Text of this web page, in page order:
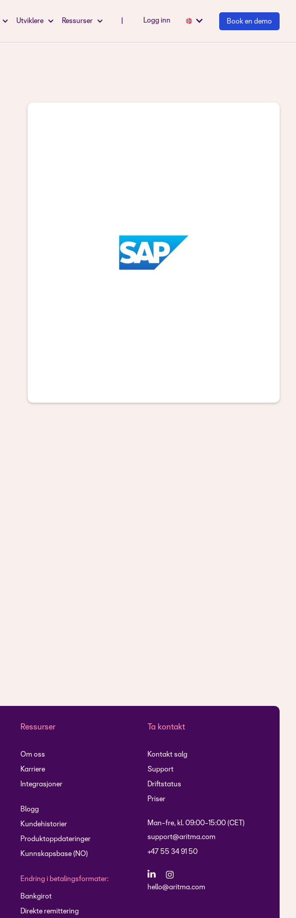
Utviklere Ressurser Logg inn Book en demo
Ressurser
Om oss
Karriere
Integrasjoner
Blogg
Kundehistorier
Produktoppdateringer
Kunnskapsbase (NO)
Endring i betalingsformater:
Bankgirot
Direkte remittering
Ta kontakt
Kontakt salg
Support
Driftstatus
Priser
Man-fre, kl. 09:00-15:00 (CET)
support@aritma.com
+47 55 34 91 50
hello@aritma.com